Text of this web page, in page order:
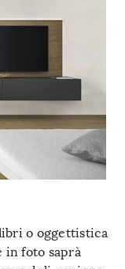
o oggettistica
in foto saprà